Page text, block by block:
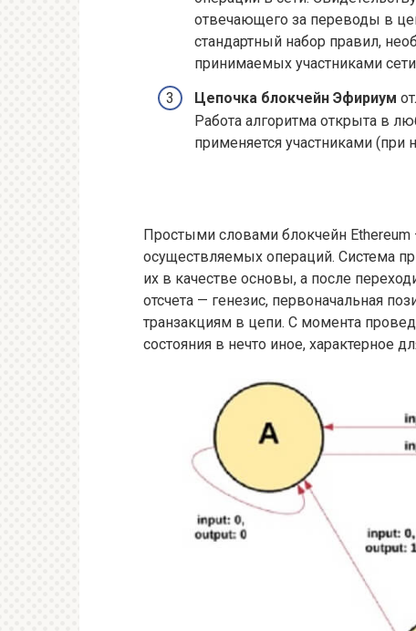
отвечающего за переводы в
стандартный набор правил,
принимаемых участниками
Цепочка блокчейн Эфириум
Работа алгоритма открыта в
применяется участниками (при
Простыми словами блокчейн Ethereum
осуществляемых операций. Система
их в качестве основы, а после
отсчета — генезис, первоначальная
транзакциям в цепи. С момента
состояния в нечто иное, характерное